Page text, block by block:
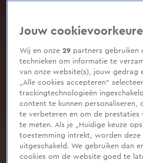
Jouw
Wij en onze29 partners gebruiken
technieken om informatie te
van onze website(s), jouw gedrag
„Alle cookies accepteren”
trackingtechnologieën
content te kunnen personaliseren,
te verbeteren en om de prestaties
te meten. Als je „Huidige keuze
toestemming intrekt, worden deze
uitgeschakeld. We gebruiken dan
cookies om de website goed te